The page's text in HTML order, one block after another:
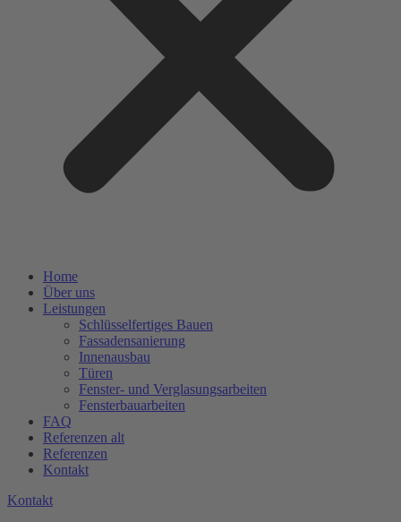
Home
Über uns
Leistungen
Schlüsselfertiges Bauen
Fassadensanierung
Innenausbau
Türen
Fenster- und Verglasungsarbeiten
Fensterbauarbeiten
FAQ
Referenzen alt
Referenzen
Kontakt
Kontakt